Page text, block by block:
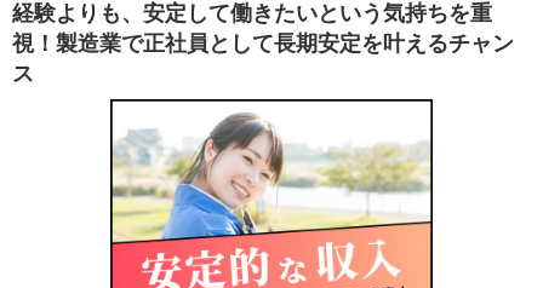
経験よりも、安定して働きたいという気持ちを重
視！製造業で正社員として長期安定を叶えるチャン
ス